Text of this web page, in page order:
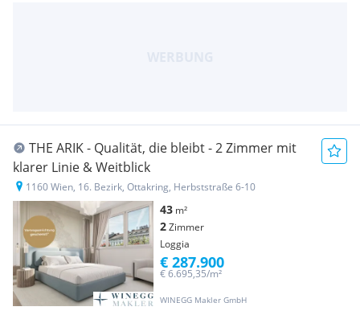
THE ARIK - Qualität, die bleibt - 2 Zimmer mit
klarer Linie & Weitblick
1160 Wien, 16. Bezirk, Ottakring, Herbststraße 6-10
43 m²
2Zimmer
Loggia
WINEGG Makler GmbH
€ 6.695,35/m²
€ 287.900